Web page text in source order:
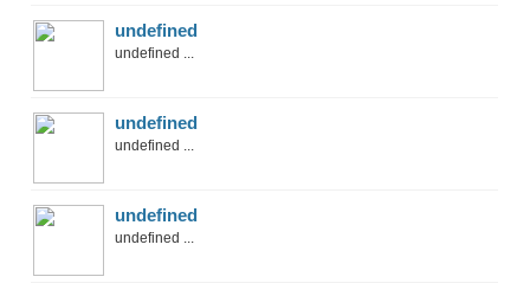
undefined
undefined ...
undefined
undefined ...
undefined
undefined ...